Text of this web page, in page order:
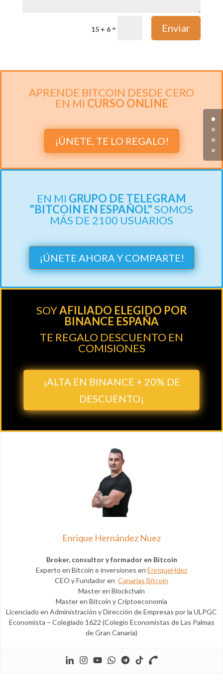
15 + 6 = Enviar
APRENDE BITCOIN DESDE CERO
EN MI CURSO ONLINE
¡ÚNETE, TE LO REGALO!
EN MI GRUPO DE TELEGRAM
"BITCOIN EN ESPAÑOL"SOMOS
MÁS DE 2100 USUARIOS
¡ÚNETE AHORA Y COMPARTE!
SOYAFILIADO ELEGIDO POR
BINANCE ESPAÑA
TE REGALO DESCUENTO EN
COMISIONES
¡ALTA EN BINANCE + 20% DE
DESCUENTO¡
Enrique Hernández Nuez
Broker, consultor y formador en Bitcoin
Experto en Bitcoin e inversiones en EnriqueHdez
CEO y Fundador en Canarias Bitcoin
Master en Blockchain
Master en Bitcoin y Criptoeconomía
Licenciado en Administración y Dirección de Empresas por la ULPGC
Economista – Colegiado 1622 (Colegio Economistas de Las Palmas
de Gran Canaria)